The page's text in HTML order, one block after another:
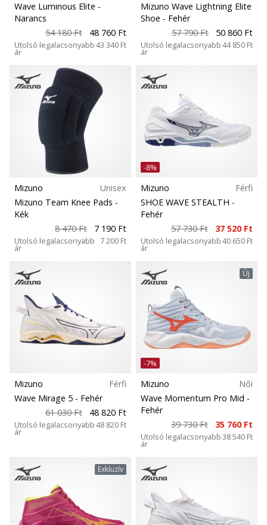
Wave Luminous Elite -
Narancs
54 180 Ft
48 760 Ft
Utolsó legalacsonyabb
ár
43 340 Ft
Mizuno Wave Lightning Elite
Shoe - Fehér
57 790 Ft
50 860 Ft
Utolsó legalacsonyabb
ár
44 850 Ft
Mizuno
Unisex
Mizuno Team Knee Pads -
Kék
8 470 Ft
7 190 Ft
Utolsó legalacsonyabb
ár
7 200 Ft
-8%
Mizuno
Férfi
SHOE WAVE STEALTH -
Fehér
57 730 Ft
37 520 Ft
Utolsó legalacsonyabb
ár
40 650 Ft
Mizuno
Férfi
Wave Mirage 5 - Fehér
61 030 Ft
48 820 Ft
Utolsó legalacsonyabb
ár
48 820 Ft
Új
-7%
Mizuno
Női
Wave Momentum Pro Mid -
Fehér
39 730 Ft
35 760 Ft
Utolsó legalacsonyabb
ár
38 540 Ft
Exkluzív